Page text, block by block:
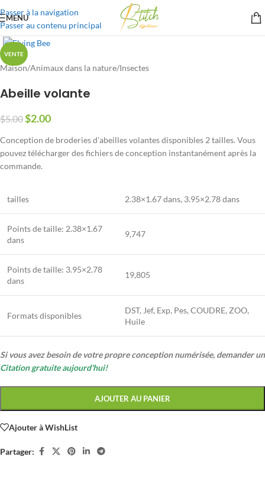
Passer à la navigation
Passer au contenu principal
MENU
VENTE
Maison/Animaux dans la nature/Insectes
Abeille volante
$5.00$2.00
Conception de broderies d'abeilles volantes disponibles 2 tailles. Vous
pouvez télécharger des fichiers de conception instantanément après la
commande.
tailles 2.38×1.67 dans, 3.95×2.78 dans
Points de taille: 2.38×1.67
dans
9,747
Points de taille: 3.95×2.78
dans
19,805
Formats disponibles
DST, Jef, Exp, Pes, COUDRE, ZOO,
Huile
Si vous avez besoin de votre propre conception numérisée, demander un
Citation gratuite aujourd'hui!
AJOUTER AU PANIER
Ajouter à WishList
Partager: